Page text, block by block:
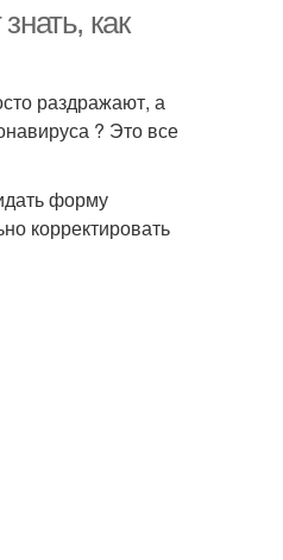
как
раздражают, а
? Это все
форму
корректировать